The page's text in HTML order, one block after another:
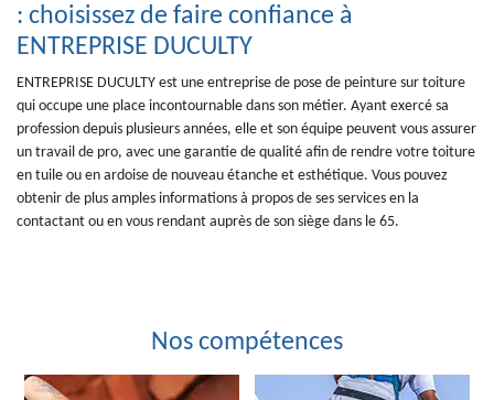
: choisissez de faire confiance à
ENTREPRISE DUCULTY
ENTREPRISE DUCULTY est une entreprise de pose de peinture sur toiture
qui occupe une place incontournable dans son métier. Ayant exercé sa
profession depuis plusieurs années, elle et son équipe peuvent vous assurer
un travail de pro, avec une garantie de qualité afin de rendre votre toiture
en tuile ou en ardoise de nouveau étanche et esthétique. Vous pouvez
obtenir de plus amples informations à propos de ses services en la
contactant ou en vous rendant auprès de son siège dans le 65.
Nos compétences